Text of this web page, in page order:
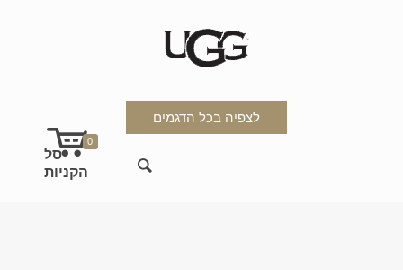
לצפיה בכל הדגמים
0